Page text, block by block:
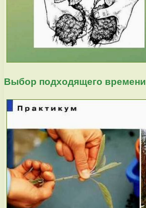
Выбор подходящего времени